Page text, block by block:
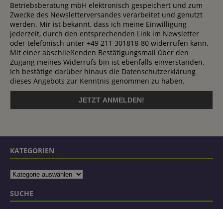
Betriebsberatung mbH elektronisch gespeichert und zum
Zwecke des Newsletterversandes verarbeitet und genutzt
werden. Mir ist bekannt, dass ich meine Einwilligung
jederzeit, durch den entsprechenden Link im Newsletter
oder telefonisch unter +49 211 301818-80 widerrufen kann.
Mit einer abschließenden Bestätigungsmail über den
Zugang meines Widerrufs bin ist ebenfalls einverstanden.
Ich bestätige darüber hinaus die Datenschutzerklärung
dieses Angebots zur Kenntnis genommen zu haben.
KATEGORIEN
SUCHE